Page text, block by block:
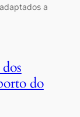
a
do